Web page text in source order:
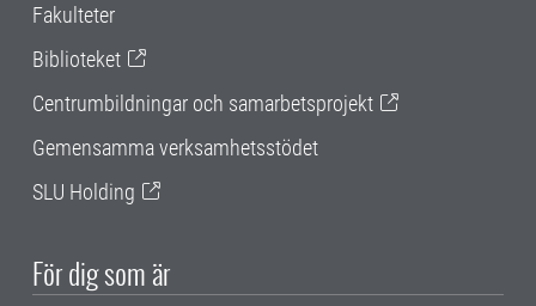
Fakulteter
Biblioteket
Centrumbildningar och samarbetsprojekt
Gemensamma verksamhetsstödet
SLU Holding
För dig som är